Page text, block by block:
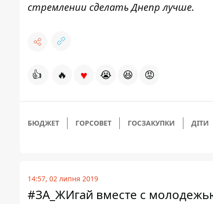
стремлении сделать Днепр лучше.
👍 🔥 ♥ 😭 😆 😡
БЮДЖЕТ ГОРСОВЕТ ГОСЗАКУПКИ ДІТИ
14:57, 02 липня 2019
#ЗА_ЖИгай вместе с